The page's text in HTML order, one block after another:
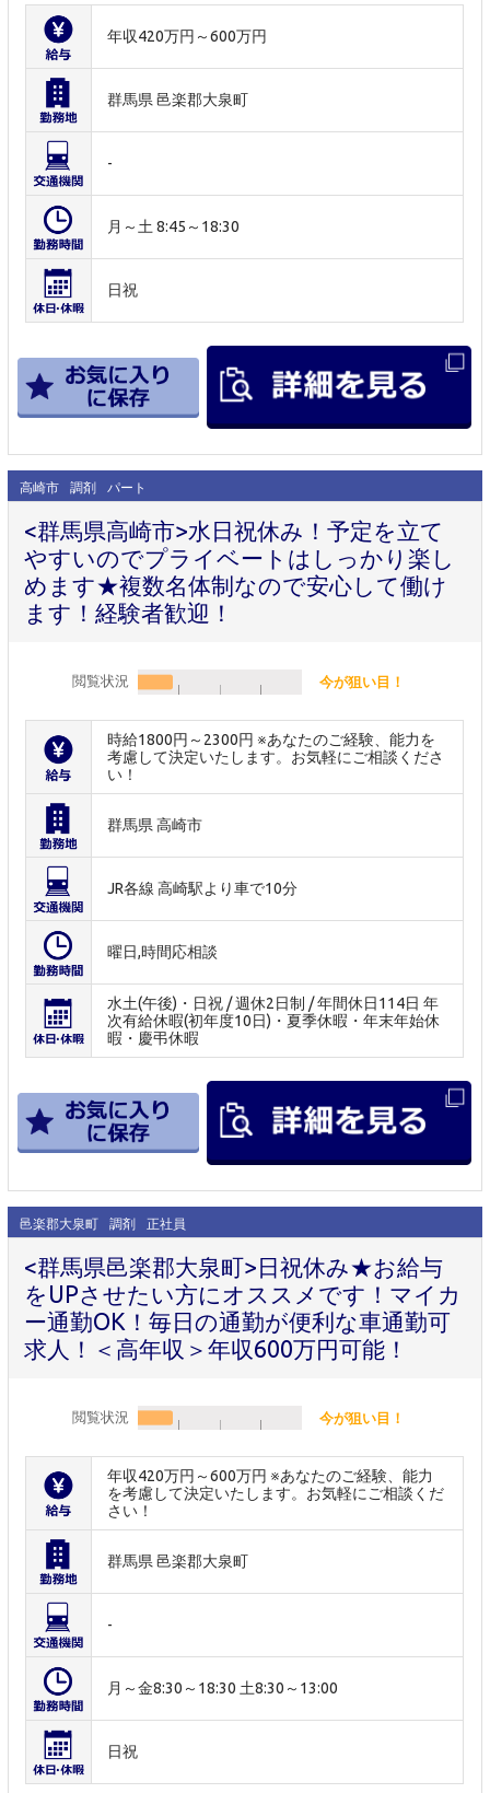
年収420万円～600万円
群馬県 邑楽郡大泉町
-
月～土 8:45～18:30
日祝
高崎市 調剤 パート
<群馬県高崎市>水日祝休み！予定を立て
やすいのでプライベートはしっかり楽し
めます★複数名体制なので安心して働け
ます！経験者歓迎！
閲覧状況 今が狙い目！
時給1800円～2300円 ※あなたのご経験、能力を
考慮して決定いたします。お気軽にご相談くださ
い！
群馬県 高崎市
JR各線 高崎駅より車で10分
曜日,時間応相談
水土(午後)・日祝 / 週休2日制 / 年間休日114日 年
次有給休暇(初年度10日)・夏季休暇・年末年始休
暇・慶弔休暇
邑楽郡大泉町 調剤 正社員
<群馬県邑楽郡大泉町>日祝休み★お給与
をUPさせたい方にオススメです！マイカ
ー通勤OK！毎日の通勤が便利な車通勤可
求人！＜高年収＞年収600万円可能！
閲覧状況 今が狙い目！
年収420万円～600万円 ※あなたのご経験、能力
を考慮して決定いたします。お気軽にご相談くだ
さい！
群馬県 邑楽郡大泉町
-
月～金8:30～18:30 土8:30～13:00
日祝